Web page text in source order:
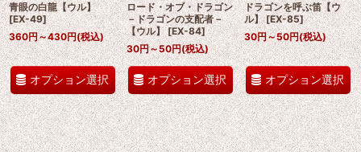
青眼の白龍【ウル】
[EX-49]
360円～430円(税込)
オプション選択
ロード・オブ・ドラゴン
－ドラゴンの支配者－
【ウル】 [EX-84]
30円～50円(税込)
オプション選択
ドラゴンを呼ぶ笛【ウ
ル】 [EX-85]
30円～50円(税込)
オプション選択